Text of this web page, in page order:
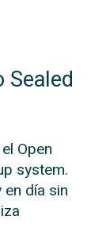
Open
system.
día sin